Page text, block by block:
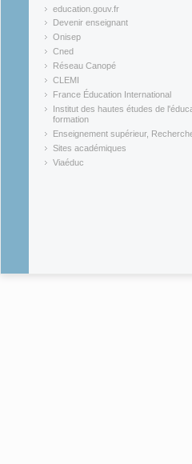
education.gouv.fr
(link is external)
Devenir enseignant
(link is external)
Onisep
(link is external)
Cned
(link is external)
Réseau Canopé
(link is external)
CLEMI
(link is external)
France Éducation International
(link is external)
Institut des hautes études de
formation
(link is external)
Enseignement supérieur,
(link is external)
Sites académiques
(link is external)
Viaéduc